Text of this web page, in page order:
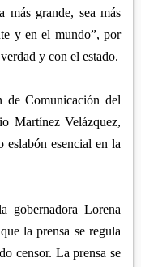
más grande, sea más
y en el mundo”, por
y con el estado.
Comunicación del
Martínez Velázquez,
eslabón esencial en la
gobernadora Lorena
la prensa se regula
censor. La prensa se